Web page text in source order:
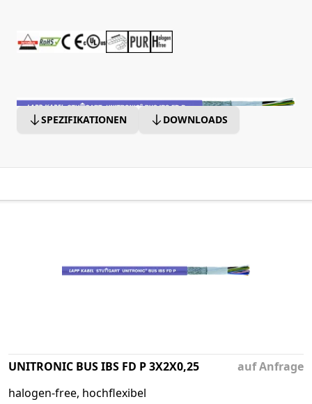
SPEZIFIKATIONEN DOWNLOADS
UNITRONIC BUS IBS FD P 3X2X0,25
halogen-free, hochflexibel
auf Anfrage